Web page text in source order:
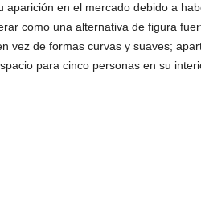
aparición en el mercado debido a
como una alternativa de figura
vez de formas curvas y suaves;
para cinco personas en su